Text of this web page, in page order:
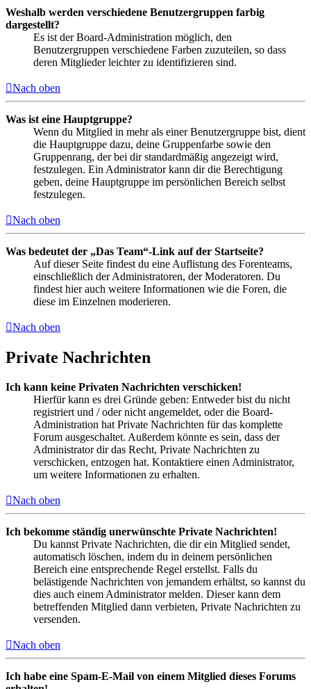
Weshalb werden verschiedene Benutzergruppen farbig
dargestellt?
Es ist der Board-Administration möglich, den
Benutzergruppen verschiedene Farben zuzuteilen, so dass
deren Mitglieder leichter zu identifizieren sind.
Nach oben
Was ist eine Hauptgruppe?
Wenn du Mitglied in mehr als einer Benutzergruppe bist, dient
die Hauptgruppe dazu, deine Gruppenfarbe sowie den
Gruppenrang, der bei dir standardmäßig angezeigt wird,
festzulegen. Ein Administrator kann dir die Berechtigung
geben, deine Hauptgruppe im persönlichen Bereich selbst
festzulegen.
Nach oben
Was bedeutet der „Das Team“-Link auf der Startseite?
Auf dieser Seite findest du eine Auflistung des Forenteams,
einschließlich der Administratoren, der Moderatoren. Du
findest hier auch weitere Informationen wie die Foren, die
diese im Einzelnen moderieren.
Nach oben
Private Nachrichten
Ich kann keine Privaten Nachrichten verschicken!
Hierfür kann es drei Gründe geben: Entweder bist du nicht
registriert und / oder nicht angemeldet, oder die Board-
Administration hat Private Nachrichten für das komplette
Forum ausgeschaltet. Außerdem könnte es sein, dass der
Administrator dir das Recht, Private Nachrichten zu
verschicken, entzogen hat. Kontaktiere einen Administrator,
um weitere Informationen zu erhalten.
Nach oben
Ich bekomme ständig unerwünschte Private Nachrichten!
Du kannst Private Nachrichten, die dir ein Mitglied sendet,
automatisch löschen, indem du in deinem persönlichen
Bereich eine entsprechende Regel erstellst. Falls du
belästigende Nachrichten von jemandem erhältst, so kannst du
dies auch einem Administrator melden. Dieser kann dem
betreffenden Mitglied dann verbieten, Private Nachrichten zu
versenden.
Nach oben
Ich habe eine Spam-E-Mail von einem Mitglied dieses Forums